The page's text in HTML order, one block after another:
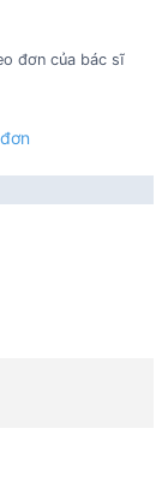
đơn của bác sĩ